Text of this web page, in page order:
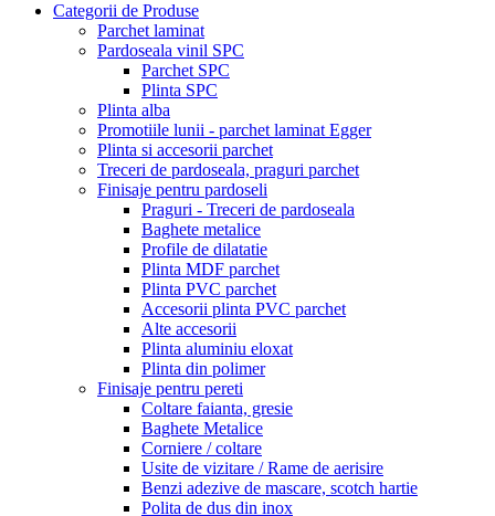
Categorii de Produse
Parchet laminat
Pardoseala vinil SPC
Parchet SPC
Plinta SPC
Plinta alba
Promotiile lunii - parchet laminat Egger
Plinta si accesorii parchet
Treceri de pardoseala, praguri parchet
Finisaje pentru pardoseli
Praguri - Treceri de pardoseala
Baghete metalice
Profile de dilatatie
Plinta MDF parchet
Plinta PVC parchet
Accesorii plinta PVC parchet
Alte accesorii
Plinta aluminiu eloxat
Plinta din polimer
Finisaje pentru pereti
Coltare faianta, gresie
Baghete Metalice
Corniere / coltare
Usite de vizitare / Rame de aerisire
Benzi adezive de mascare, scotch hartie
Polita de dus din inox